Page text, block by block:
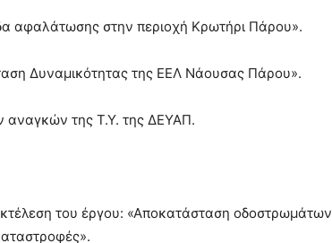
αφαλάτωσης στην περιοχή Κρωτήρι Πάρου».
Δυναμικότητας της ΕΕΛ Νάουσας Πάρου».
αναγκών της Τ.Υ. της ΔΕΥΑΠ.
του έργου: «Αποκατάσταση